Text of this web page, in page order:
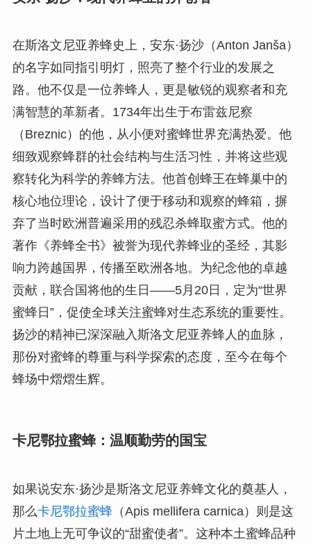
在斯洛文尼亚养蜂史上，安东·扬沙（Anton Janša）
的名字如同指引明灯，照亮了整个行业的发展之
路。他不仅是一位养蜂人，更是敏锐的观察者和充
满智慧的革新者。1734年出生于布雷兹尼察
（Breznic）的他，从小便对蜜蜂世界充满热爱。他
细致观察蜂群的社会结构与生活习性，并将这些观
察转化为科学的养蜂方法。他首创蜂王在蜂巢中的
核心地位理论，设计了便于移动和观察的蜂箱，摒
弃了当时欧洲普遍采用的残忍杀蜂取蜜方式。他的
著作《养蜂全书》被誉为现代养蜂业的圣经，其影
响力跨越国界，传播至欧洲各地。为纪念他的卓越
贡献，联合国将他的生日——5月20日，定为“世界
蜜蜂日”，促使全球关注蜜蜂对生态系统的重要性。
扬沙的精神已深深融入斯洛文尼亚养蜂人的血脉，
那份对蜜蜂的尊重与科学探索的态度，至今在每个
蜂场中熠熠生辉。
卡尼鄂拉蜜蜂：温顺勤劳的国宝
如果说安东·扬沙是斯洛文尼亚养蜂文化的奠基人，
那么卡尼鄂拉蜜蜂（Apis mellifera carnica）则是这
片土地上无可争议的“甜蜜使者”。这种本土蜜蜂品种